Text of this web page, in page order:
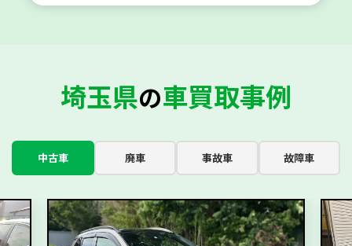
埼玉県の車買取事例
中古車 廃車 事故車 故障車